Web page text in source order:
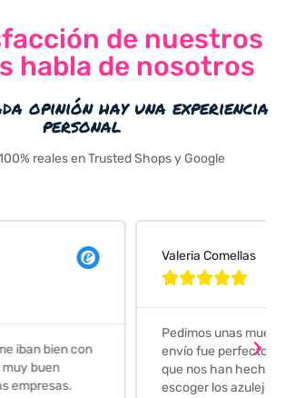
de nuestros
habla de nosotros
opinión hay una experiencia
personal
reales en Trusted Shops y Google
muestras de azulejos para el baño. El
pero lo mejor ha sido el seguimiento
Nos guiaron y aconsejaron para
Lo aconsejo a todos mis amigos